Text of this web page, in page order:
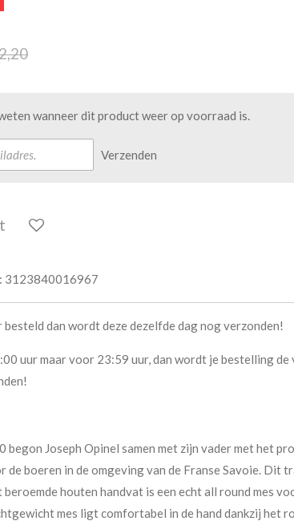
wanneer dit product weer op voorraad is.
Verzenden
3123840016967
dan wordt deze dezelfde dag nog verzonden!
uur maar voor 23:59 uur, dan wordt je bestelling de
begon Joseph Opinel samen met zijn vader met het
de boeren in de omgeving van de Franse Savoie. Dit
beroemde houten handvat is een echt all round mes
mes ligt comfortabel in de hand dankzij het